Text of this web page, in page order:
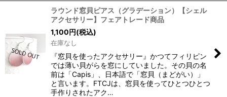
ラウンド窓貝ピアス（グラデーション）【シェル
アクセサリー】フェアトレード商品
1,100円(税込)
在庫なし
『窓貝を使ったアクセサリー』かつてフィリピン
では薄い貝がらを窓にしていました。その貝の名
前は「Capis」、日本語で「窓貝（まどがい）」
と言います。FTCJは、窓貝を使ってひとつひとつ
手作りされたアク…